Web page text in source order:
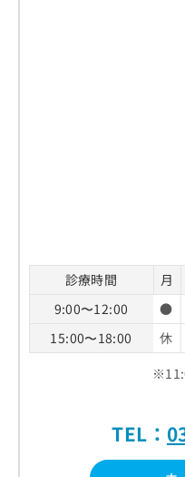
診療時間 月
9:00〜12:00
●
15:00〜18:00
休
TEL：